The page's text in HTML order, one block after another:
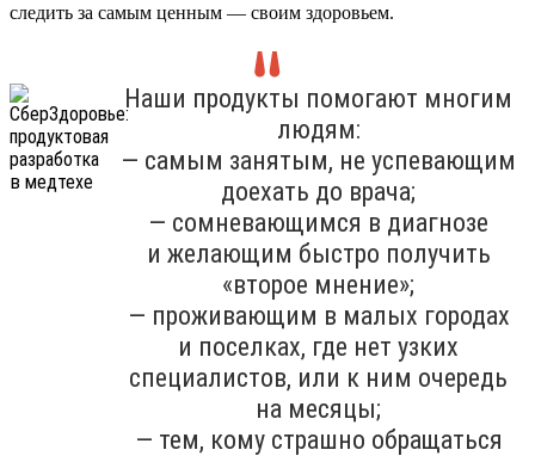
следить за самым ценным — своим здоровьем.
Наши продукты помогают многим
людям:
— самым занятым, не успевающим
доехать до врача;
— сомневающимся в диагнозе
и желающим быстро получить
«второе мнение»;
— проживающим в малых городах
и поселках, где нет узких
специалистов, или к ним очередь
на месяцы;
— тем, кому страшно обращаться